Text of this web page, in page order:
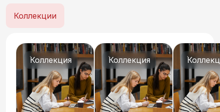
Коллекции
Коллекция Коллекция